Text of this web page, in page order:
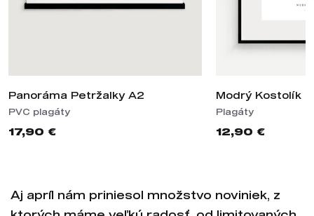
Panoráma Petržalky A2
PVC plagáty
17,90 €
Modrý Kostolík
Plagáty
12,90 €
Aj apríl nám priniesol množstvo noviniek, z